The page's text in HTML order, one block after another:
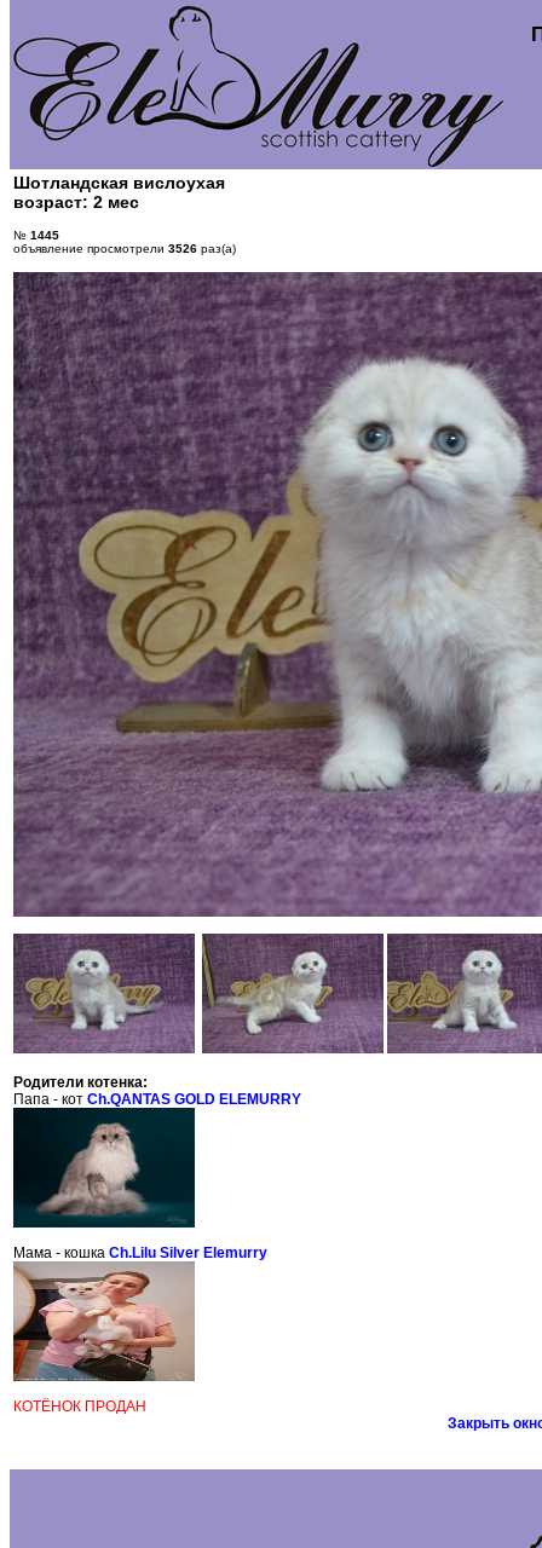
Шотландская вислоухая
возраст: 2 мес
№ 1445
объявление просмотрели 3526 раз(а)
Родители котенка:
Папа - кот Ch.QANTAS GOLD ELEMURRY
Мама - кошка Ch.Lilu Silver Elemurry
КОТЁНОК ПРОДАН
Закрыть